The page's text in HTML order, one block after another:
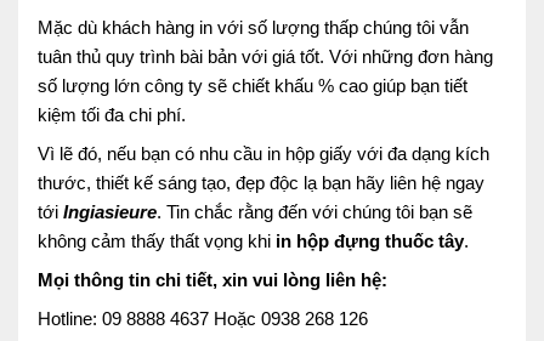
Mặc dù khách hàng in với số lượng thấp chúng tôi vẫn
tuân thủ quy trình bài bản với giá tốt. Với những đơn hàng
số lượng lớn công ty sẽ chiết khấu % cao giúp bạn tiết
kiệm tối đa chi phí.
Vì lẽ đó, nếu bạn có nhu cầu in hộp giấy với đa dạng kích
thước, thiết kế sáng tạo, đẹp độc lạ bạn hãy liên hệ ngay
tới Ingiasieure. Tin chắc rằng đến với chúng tôi bạn sẽ
không cảm thấy thất vọng khi in hộp đựng thuốc tây.
Mọi thông tin chi tiết, xin vui lòng liên hệ:
Hotline: 09 8888 4637 Hoặc 0938 268 126